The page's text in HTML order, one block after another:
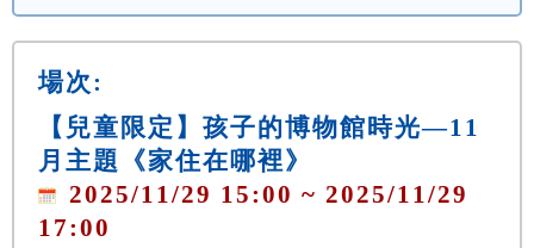
場次:
【兒童限定】孩子的博物館時光—11
月主題《家住在哪裡》
2025/11/29 15:00 ~ 2025/11/29
17:00